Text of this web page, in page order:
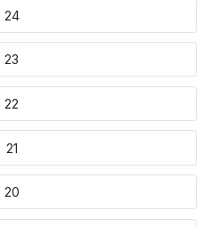
24
23
22
21
20